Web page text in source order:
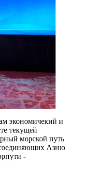
экономичекий и
текущей
морской путь
Азию
-